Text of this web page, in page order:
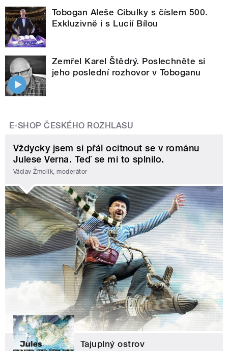
Tobogan Aleše Cibulky s číslem 500.
Exkluzivně i s Lucií Bílou
Zemřel Karel Štědrý. Poslechněte si
jeho poslední rozhovor v Toboganu
E-SHOP ČESKÉHO ROZHLASU
Vždycky jsem si přál ocitnout se v románu
Julese Verna. Teď se mi to splnilo.
Václav Žmolík, moderátor
Tajuplný ostrov